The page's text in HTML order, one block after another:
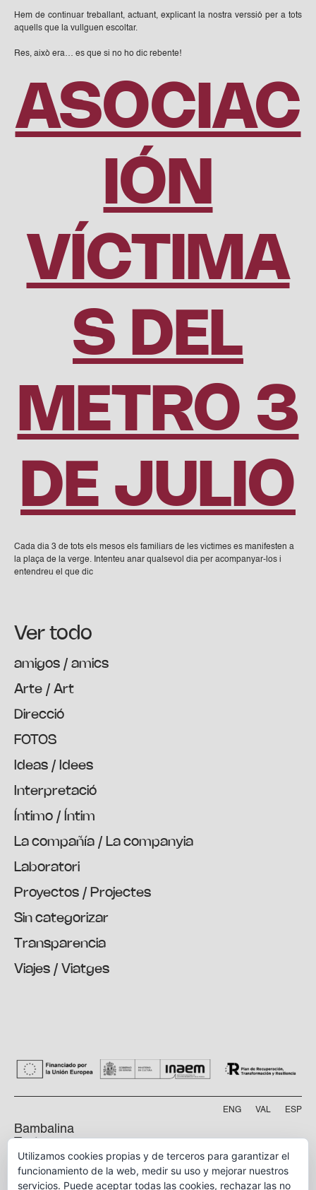
Ver todo
amigos / amics
Arte / Art
Direcció
FOTOS
Ideas / Idees
Interpretació
Íntimo / Íntim
La compañía / La companyia
Laboratori
Proyectos / Projectes
Sin categorizar
Transparencia
Viajes / Viatges
Hem de continuar treballant, actuant, explicant la nostra verssió per a tots
aquells que la vullguen escoltar.
Res, això era… es que si no ho dic rebente!
ASOCIAC
IÓN
VÍCTIMA
S DEL
METRO 3
DE JULIO
Cada dia 3 de tots els mesos els familiars de les victimes es manifesten a
la plaça de la verge. Intenteu anar qualsevol dia per acompanyar-los i
entendreu el que dic
ENG VAL ESP
Bambalina
Teatre
Practicable
Calle Manyà, 5-bajo
Utilizamos cookies propias y de terceros para garantizar el
funcionamiento de la web, medir su uso y mejorar nuestros
servicios. Puede aceptar todas las cookies, rechazar las no